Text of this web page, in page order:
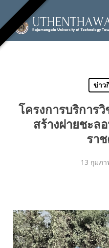
main
content
ข่าว
โครงการบริการ
สร้างฝายชะล
รา
13 กุมภ